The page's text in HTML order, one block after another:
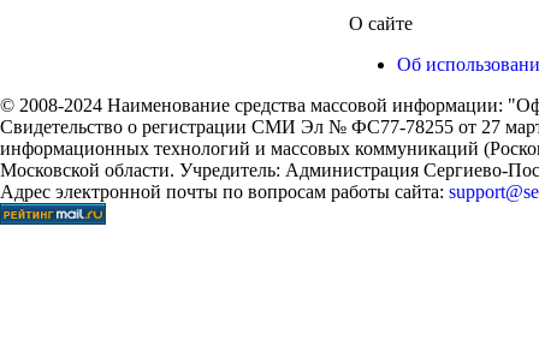
О сайте
Об
© 2008-2024 Наименование средства массовой информации:
Свидетельство о регистрации СМИ Эл № ФС77-78255 от 27
информационных технологий и массовых коммуникаций
Московской области. Учредитель: Администрация Сергиево-
Адрес электронной почты по вопросам работы сайта: